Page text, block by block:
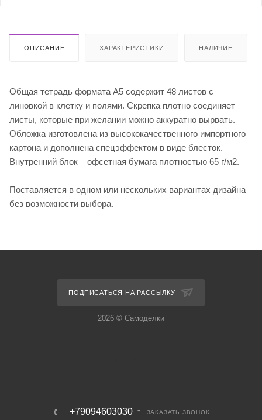
ОПИСАНИЕ ХАРАКТЕРИСТИКИ НАЛИЧИЕ
Общая тетрадь формата А5 содержит 48 листов с
линовкой в клетку и полями. Скрепка плотно соединяет
листы, которые при желании можно аккуратно вырвать.
Обложка изготовлена из высококачественного импортного
картона и дополнена спецэффектом в виде блесток.
Внутренний блок – офсетная бумага плотностью 65 г/м2.
Поставляется в одном или нескольких вариантах дизайна
без возможности выбора.
ПОДПИСАТЬСЯ НА РАССЫЛКУ
2026 © Самоделки
+79094603030 ЗАКАЗАТЬ ЗВОНОК